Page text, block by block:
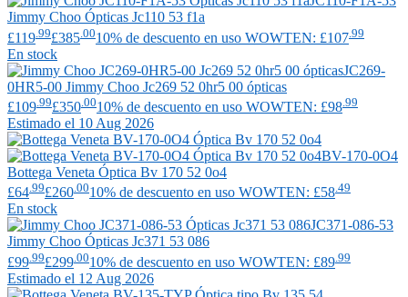
Jimmy Choo Ópticas Jc110 53 f1a
£119 .99£385 .0010% de descuento en uso WOWTEN: £107 .99
En stock
JC269-
0HR5-00 Jimmy Choo Jc269 52 0hr5 00 ópticas
£109 .99£350 .0010% de descuento en uso WOWTEN: £98 .99
Estimado el 10 Aug 2026
BV-170-0O4
Bottega Veneta Óptica Bv 170 52 0o4
£64 .99£260 .0010% de descuento en uso WOWTEN: £58 .49
En stock
JC371-086-53
Jimmy Choo Ópticas Jc371 53 086
£99 .99£299 .0010% de descuento en uso WOWTEN: £89 .99
Estimado el 12 Aug 2026